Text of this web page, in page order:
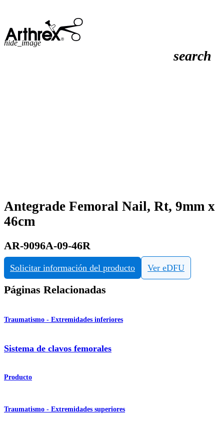
search
hide_image
Antegrade Femoral Nail, Rt, 9mm x
46cm
AR-9096A-09-46R
Solicitar información del producto Ver eDFU
Páginas Relacionadas
Traumatismo - Extremidades inferiores
Sistema de clavos femorales
Producto
Traumatismo - Extremidades superiores